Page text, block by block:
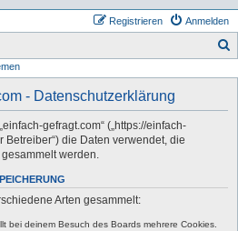
Anmelden
Registrieren
- Datenschutzerklärung
gefragt.com“ („https://einfach-
Betreiber“) die Daten verwendet, die
werden.
Arten gesammelt:
bei deinem Besuch des Boards mehrere Cookies.